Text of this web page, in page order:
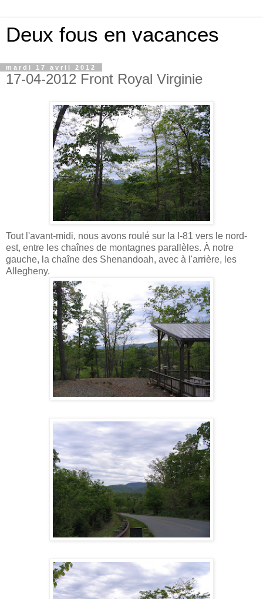
Deux fous en vacances
mardi 17 avril 2012
17-04-2012 Front Royal Virginie
Tout l'avant-midi, nous avons roulé sur la I-81 vers le nord-
est, entre les chaînes de montagnes parallèles. À notre
gauche, la chaîne des Shenandoah, avec à l'arrière, les
Allegheny.